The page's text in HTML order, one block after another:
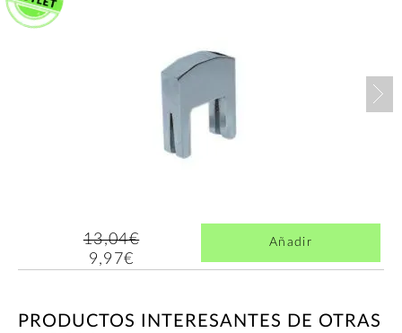
13,04€
9,97€
Añadir
PRODUCTOS INTERESANTES DE OTRAS